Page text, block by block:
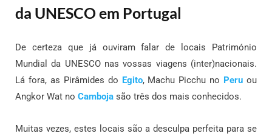
da UNESCO em Portugal
De certeza que já ouviram falar de locais Património
Mundial da UNESCO nas vossas viagens (inter)nacionais.
Lá fora, as Pirâmides do Egito, Machu Picchu no Peru ou
Angkor Wat no Camboja são três dos mais conhecidos.
Muitas vezes, estes locais são a desculpa perfeita para se